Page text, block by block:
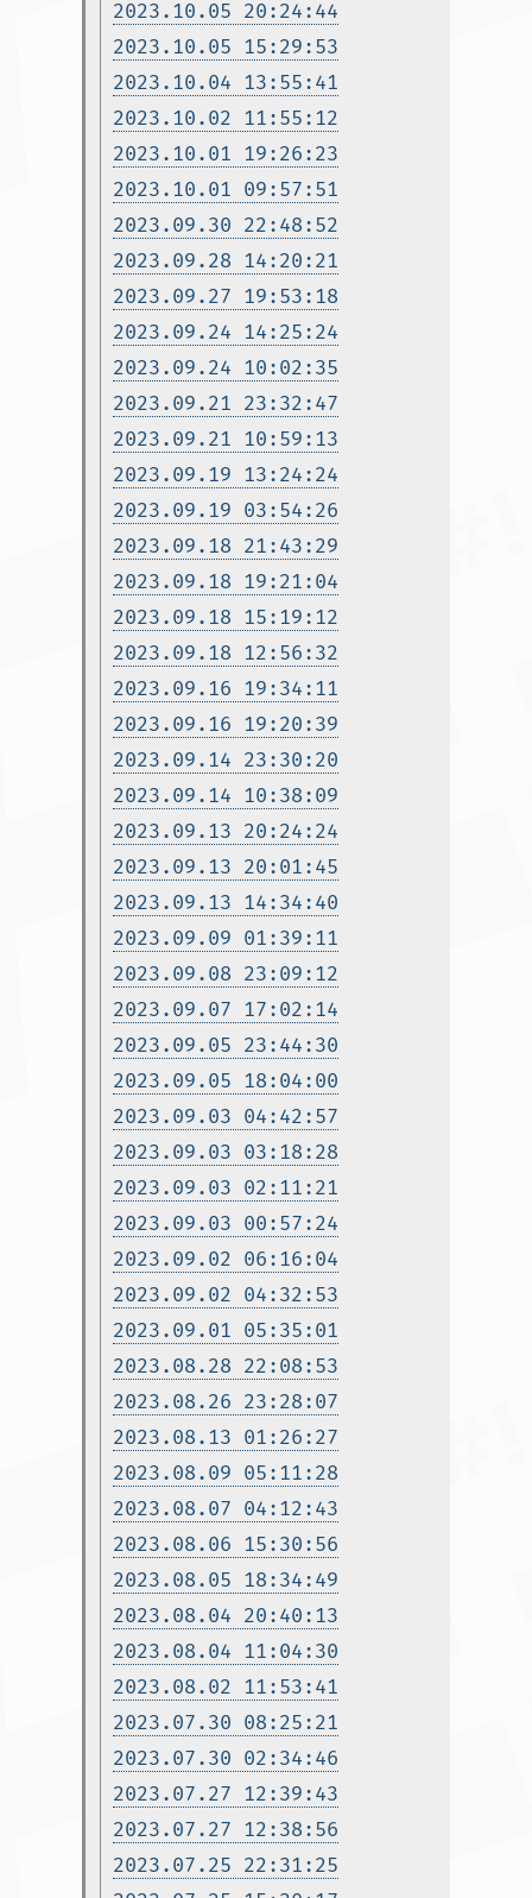
2023.10.05 20:24:44
2023.10.05 15:29:53
2023.10.04 13:55:41
2023.10.02 11:55:12
2023.10.01 19:26:23
2023.10.01 09:57:51
2023.09.30 22:48:52
2023.09.28 14:20:21
2023.09.27 19:53:18
2023.09.24 14:25:24
2023.09.24 10:02:35
2023.09.21 23:32:47
2023.09.21 10:59:13
2023.09.19 13:24:24
2023.09.19 03:54:26
2023.09.18 21:43:29
2023.09.18 19:21:04
2023.09.18 15:19:12
2023.09.18 12:56:32
2023.09.16 19:34:11
2023.09.16 19:20:39
2023.09.14 23:30:20
2023.09.14 10:38:09
2023.09.13 20:24:24
2023.09.13 20:01:45
2023.09.13 14:34:40
2023.09.09 01:39:11
2023.09.08 23:09:12
2023.09.07 17:02:14
2023.09.05 23:44:30
2023.09.05 18:04:00
2023.09.03 04:42:57
2023.09.03 03:18:28
2023.09.03 02:11:21
2023.09.03 00:57:24
2023.09.02 06:16:04
2023.09.02 04:32:53
2023.09.01 05:35:01
2023.08.28 22:08:53
2023.08.26 23:28:07
2023.08.13 01:26:27
2023.08.09 05:11:28
2023.08.07 04:12:43
2023.08.06 15:30:56
2023.08.05 18:34:49
2023.08.04 20:40:13
2023.08.04 11:04:30
2023.08.02 11:53:41
2023.07.30 08:25:21
2023.07.30 02:34:46
2023.07.27 12:39:43
2023.07.27 12:38:56
2023.07.25 22:31:25